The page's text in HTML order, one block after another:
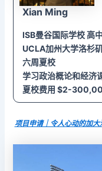
Xian Ming
ISB曼谷国际学校 高
UCLA加州大学洛杉
六周夏校
学习政治概论和经济
夏校费用 $2-
项目申请｜令人心动的加